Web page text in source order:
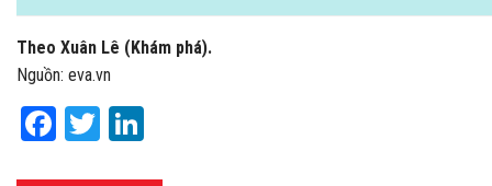
Theo Xuân Lê (Khám phá).
Nguồn: eva.vn
Facebook
Twitter